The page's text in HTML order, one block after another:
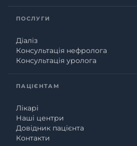
ПОСЛУГИ
Діаліз
Консультація нефролога
Консультація уролога
ПАЦІЄНТАМ
Лікарі
Наші центри
Довідник пацієнта
Контакти